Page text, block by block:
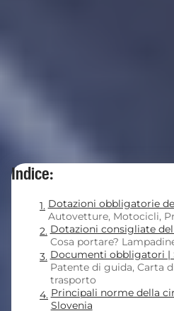
Indice:
Dotazioni obbligatorie
Autovetture, Motocicli,
Dotazioni consigliate
Cosa portare?
Documenti obbligatori |
Patente di guida, Carta
trasporto
Principali norme della
Slovenia